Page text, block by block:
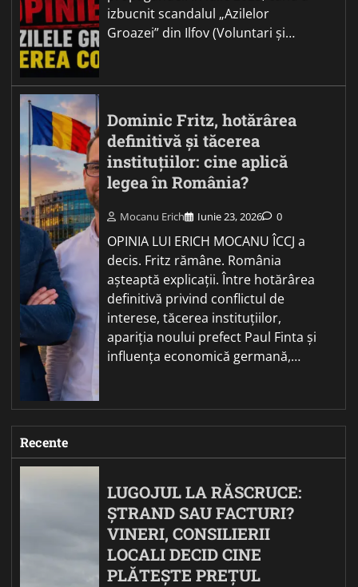
izbucnit scandalul „Azilelor
Groazei” din Ilfov (Voluntari și…
Dominic Fritz, hotărârea
definitivă și tăcerea
instituțiilor: cine aplică
legea în România?
Mocanu Erich Iunie 23, 2026 0
OPINIA LUI ERICH MOCANU ÎCCJ a
decis. Fritz rămâne. România
așteaptă explicații. Între hotărârea
definitivă privind conflictul de
interese, tăcerea instituțiilor,
apariția noului prefect Paul Finta și
influența economică germană,…
Recente
LUGOJUL LA RĂSCRUCE:
ȘTRAND SAU FACTURI?
VINERI, CONSILIERII
LOCALI DECID CINE
PLĂTEȘTE PREȚUL